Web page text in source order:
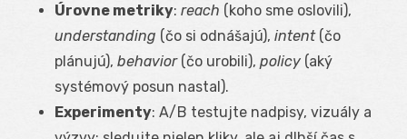
Úrovne metriky: reach (koho sme oslovili),
understanding (čo si odnášajú), intent(čo
plánujú), behavior(čo urobili), policy (aký
systémový posun nastal).
Experimenty: A/B testujte nadpisy, vizuály a